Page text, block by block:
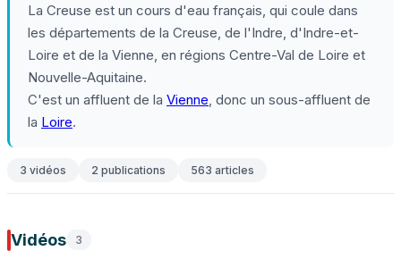
La Creuse est un cours d'eau français, qui coule dans
les départements de la Creuse, de l'Indre, d'Indre-et-
Loire et de la Vienne, en régions Centre-Val de Loire et
Nouvelle-Aquitaine.
C'est un affluent de la Vienne, donc un sous-affluent de
la Loire.
3 vidéos 2 publications 563 articles
Vidéos 3